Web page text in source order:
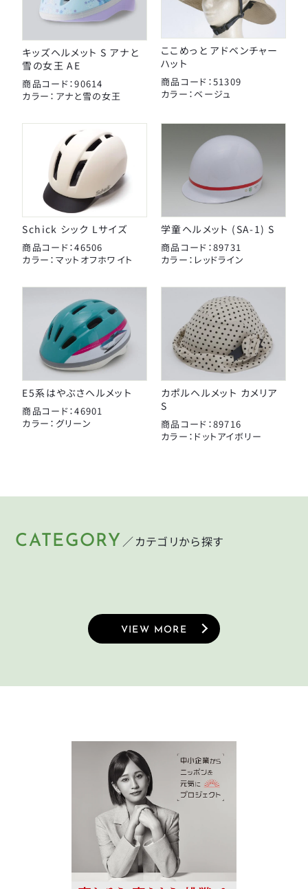
キッズヘルメット S アナと
雪の女王 AE
商品コード：90614
カラー：アナと雪の女王
ここめっと アドベンチャー
ハット
商品コード：51309
カラー：ベージュ
Schick シック Lサイズ
商品コード：46506
カラー：マットオフホワイト
学童ヘルメット (SA-1) S
商品コード：89731
カラー：レッドライン
E5系はやぶさヘルメット
商品コード：46901
カラー：グリーン
カポルヘルメット カメリア
S
商品コード：89716
カラー：ドットアイボリー
CATEGORY ／カテゴリから探す
HELMET LIGHT
VIEW MORE